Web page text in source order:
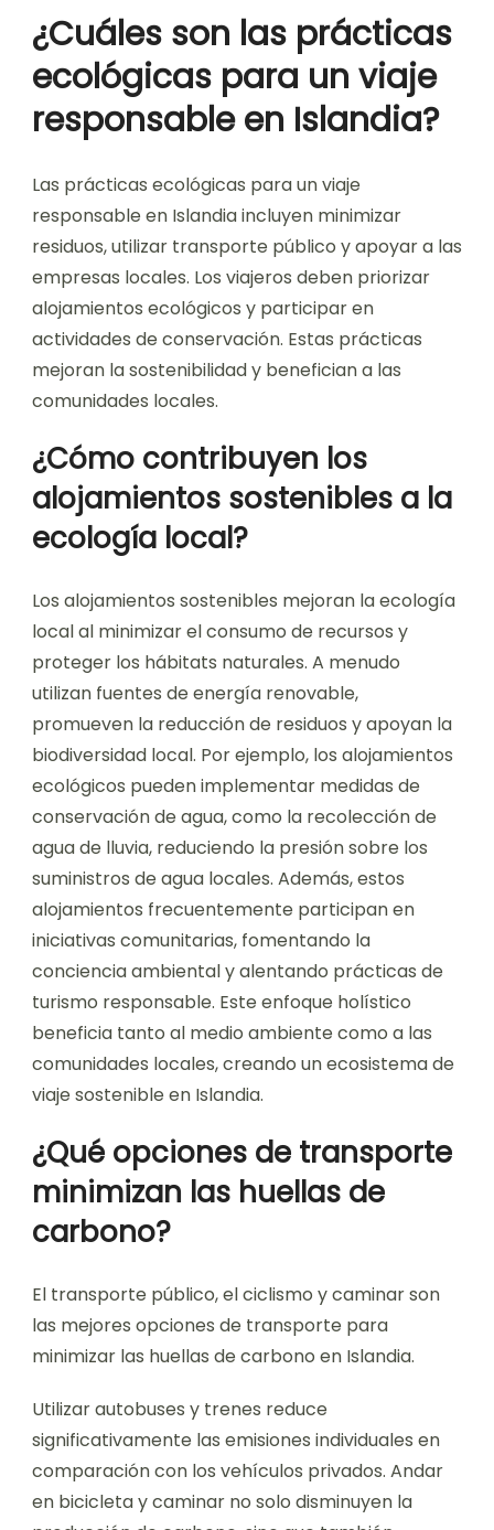
¿Cuáles son las prácticas
ecológicas para un viaje
responsable en Islandia?
Las prácticas ecológicas para un viaje
responsable en Islandia incluyen minimizar
residuos, utilizar transporte público y apoyar a las
empresas locales. Los viajeros deben priorizar
alojamientos ecológicos y participar en
actividades de conservación. Estas prácticas
mejoran la sostenibilidad y benefician a las
comunidades locales.
¿Cómo contribuyen los
alojamientos sostenibles a la
ecología local?
Los alojamientos sostenibles mejoran la ecología
local al minimizar el consumo de recursos y
proteger los hábitats naturales. A menudo
utilizan fuentes de energía renovable,
promueven la reducción de residuos y apoyan la
biodiversidad local. Por ejemplo, los alojamientos
ecológicos pueden implementar medidas de
conservación de agua, como la recolección de
agua de lluvia, reduciendo la presión sobre los
suministros de agua locales. Además, estos
alojamientos frecuentemente participan en
iniciativas comunitarias, fomentando la
conciencia ambiental y alentando prácticas de
turismo responsable. Este enfoque holístico
beneficia tanto al medio ambiente como a las
comunidades locales, creando un ecosistema de
viaje sostenible en Islandia.
¿Qué opciones de transporte
minimizan las huellas de
carbono?
El transporte público, el ciclismo y caminar son
las mejores opciones de transporte para
minimizar las huellas de carbono en Islandia.
Utilizar autobuses y trenes reduce
significativamente las emisiones individuales en
comparación con los vehículos privados. Andar
en bicicleta y caminar no solo disminuyen la